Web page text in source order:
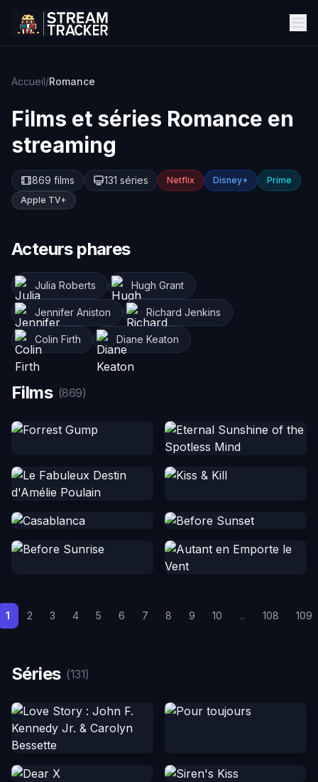
Accueil/Romance
Films et séries Romance en
streaming
869 films 131 séries Netflix Disney+
Prime
Apple TV+
Acteurs phares
Julia Roberts Hugh Grant
Jennifer Aniston Richard Jenkins
Colin Firth Diane Keaton
Films (869)
1 2 3 4 5 6 7 8 9 10 ... 108 109
Séries (131)